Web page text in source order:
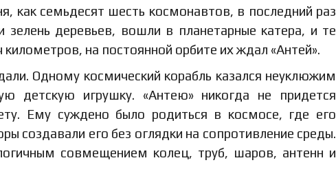
как семьдесят шесть космонавтов, в последний раз
зелень деревьев, вошли в планетарные катера, и те
на постоянной орбите их ждал «Антей».
Одному космический корабль казался неуклюжим
детскую игрушку. «Антею» никогда не придется
Ему суждено было родиться в космосе, где его
создавали его без оглядки на сопротивление среды.
совмещением колец, труб, шаров, антенн и